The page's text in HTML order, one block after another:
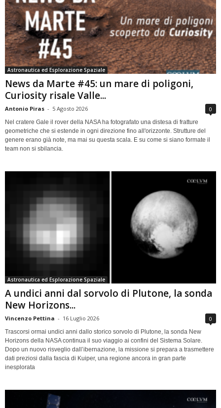
Astronautica ed Esplorazione Spaziale
News da Marte #45: un mare di poligoni,
Curiosity risale Valle...
Antonio Piras - 5 Agosto 2026 0
Nel cratere Gale il rover della NASA ha fotografato una distesa di fratture
geometriche che si estende in ogni direzione fino all'orizzonte. Strutture del
genere erano già note, ma mai su questa scala. E su come si siano formate il
team non si sbilancia.
Astronautica ed Esplorazione Spaziale
A undici anni dal sorvolo di Plutone, la sonda
New Horizons...
Vincenzo Pettina - 16 Luglio 2026 0
Trascorsi ormai undici anni dallo storico sorvolo di Plutone, la sonda New
Horizons della NASA continua il suo viaggio ai confini del Sistema Solare.
Dopo un nuovo risveglio dall’ibernazione, la missione si prepara a trasmettere
dati preziosi dalla fascia di Kuiper, una regione ancora in gran parte
inesplorata